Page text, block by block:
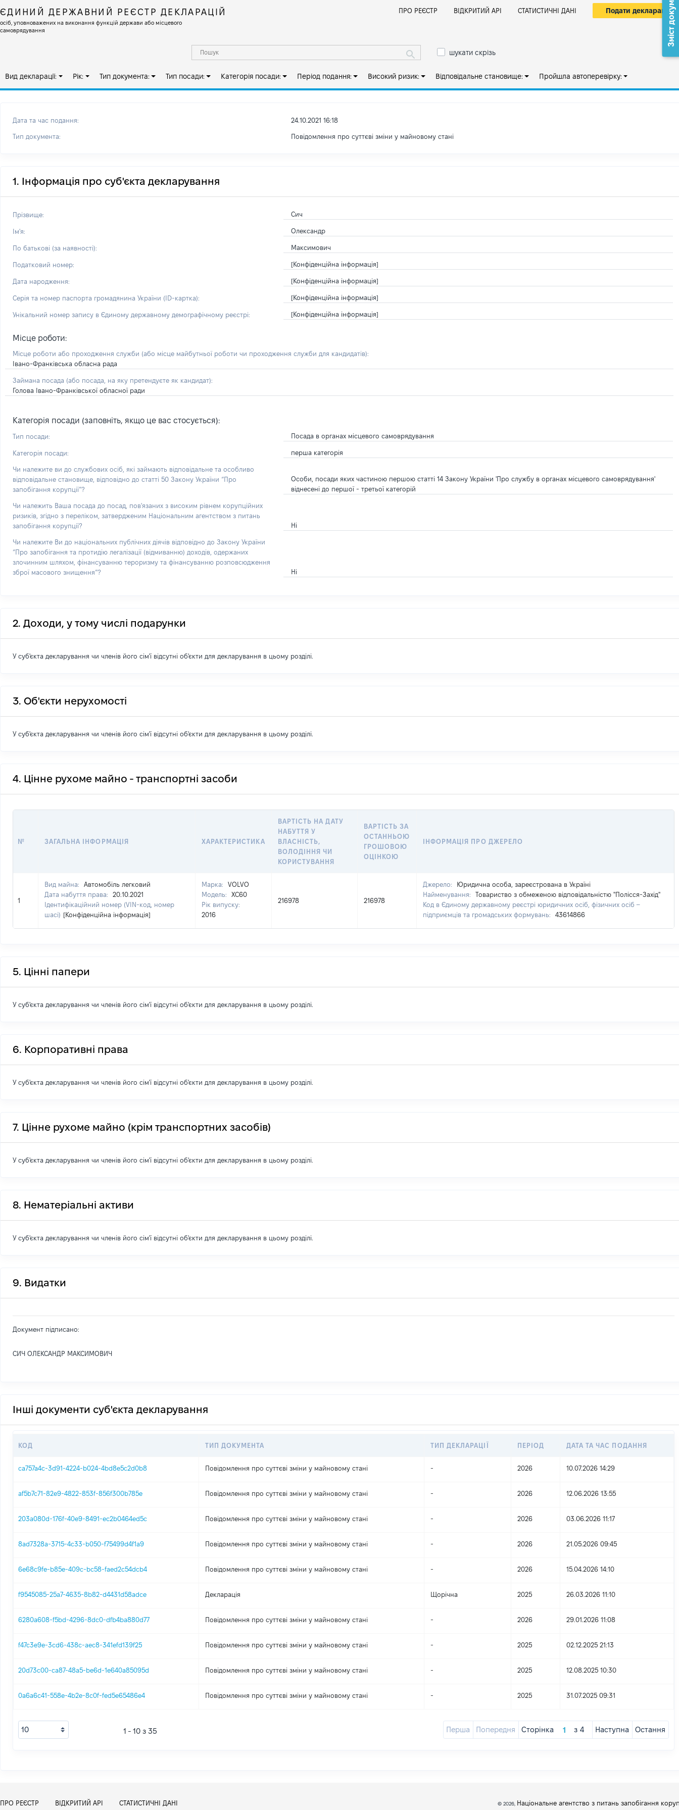
ЄДИНИЙ ДЕРЖАВНИЙ РЕЄСТР ДЕКЛАРАЦІЙ
осіб, уповноважених на виконання функцій держави або місцевого
самоврядування
ПРО РЕЄСТР ВІДКРИТИЙ АРІ СТАТИСТИЧНІ ДАНІ Подати декларацію
шукати скрізь
Вид декларації: Рік: Тип документа: Тип посади: Категорія посади: Період подання: Високий ризик: Відповідальне становище: Пройшла автоперевірку:
Дата та час подання: 24.10.2021 16:18
Тип документа: Повідомлення про суттєві зміни y майновому стані
1. Інформація про суб'єкта декларування
Прізвище: Сич
Ім'я: Олександр
По батькові (за наявності): Максимович
Податковий номер: [Конфіденційна інформація]
Дата народження: [Конфіденційна інформація]
Серія та номер паспорта громадянина України (ID-картка): [Конфіденційна інформація]
Унікальний номер запису в Єдиному державному демографічному реєстрі: [Конфіденційна інформація]
Місце роботи:
Місце роботи або проходження служби (або місце майбутньої роботи чи проходження служби для кандидатів):
Івано-Франківська обласна рада
Займана посада (або посада, на яку претендуєте як кандидат):
Голова Івано-Франківської обласної ради
Категорія посади (заповніть, якщо це вас стосується):
Тип посади: Посада в органах місцевого самоврядування
Категорія посади: перша категорія
Чи належите ви до службових осіб, які займають відповідальне та особливо
відповідальне становище, відповідно до статті 50 Закону України “Про
запобігання корупції”?
Особи, посади яких частиною першою статті 14 Закону України 'Про службу в органах місцевого самоврядування'
віднесені до першої - третьої категорій
Чи належить Ваша посада до посад, пов'язаних з високим рівнем корупційних
ризиків, згідно з переліком, затвердженим Національним агентством з питань
запобігання корупції?
Ні
Чи належите Ви до національних публічних діячів відповідно до Закону України
“Про запобігання та протидію легалізації (відмиванню) доходів, одержаних
злочинним шляхом, фінансуванню тероризму та фінансуванню розповсюдження
зброї масового знищення”?
Ні
2. Доходи, у тому числі подарунки
У суб'єкта декларування чи членів його сім'ї відсутні об'єкти для декларування в цьому розділі.
3. Об'єкти нерухомості
У суб'єкта декларування чи членів його сім'ї відсутні об'єкти для декларування в цьому розділі.
4. Цінне рухоме майно - транспортні засоби
№ ЗАГАЛЬНА ІНФОРМАЦІЯ ХАРАКТЕРИСТИКА
ВАРТІСТЬ НА ДАТУ
НАБУТТЯ У
ВЛАСНІСТЬ,
ВОЛОДІННЯ ЧИ
КОРИСТУВАННЯ
ВАРТІСТЬ ЗА
ОСТАННЬОЮ
ГРОШОВОЮ
ОЦІНКОЮ
ІНФОРМАЦІЯ ПРО ДЖЕРЕЛО
1
Вид майна:
Автомобіль легковий
Дата набуття права:
20.10.2021
Ідентифікаційний номер (VIN-код, номер
шасі) [Конфіденційна інформація]
Марка:
VOLVO
Модель:
XC60
Рік випуску:
2016
216978 216978
Джерело:
Юридична особа, зареєстрована в Україні
Найменування:
Товариство з обмеженою відповідальністю "Полісся-Захід"
Код в Єдиному державному реєстрі юридичних осіб, фізичних осіб –
підприємців та громадських формувань:
43614866
5. Цінні папери
У суб'єкта декларування чи членів його сім'ї відсутні об'єкти для декларування в цьому розділі.
6. Корпоративні права
У суб'єкта декларування чи членів його сім'ї відсутні об'єкти для декларування в цьому розділі.
7. Цінне рухоме майно (крім транспортних засобів)
У суб'єкта декларування чи членів його сім'ї відсутні об'єкти для декларування в цьому розділі.
8. Нематеріальні активи
У суб'єкта декларування чи членів його сім'ї відсутні об'єкти для декларування в цьому розділі.
9. Видатки
Документ підписано:
СИЧ ОЛЕКСАНДР МАКСИМОВИЧ
Зміст документа
Інші документи суб'єкта декларування
КОД ТИП ДОКУМЕНТА ТИП ДЕКЛАРАЦІЇ ПЕРІОД ДАТА ТА ЧАС ПОДАННЯ
ca757a4c-3d91-4224-b024-4bd8e5c2d0b8 Повідомлення про суттєві зміни y майновому стані - 2026 10.07.2026 14:29
af5b7c71-82e9-4822-853f-856f300b785e Повідомлення про суттєві зміни y майновому стані - 2026 12.06.2026 13:55
203a080d-176f-40e9-8491-ec2b0464ed5c Повідомлення про суттєві зміни y майновому стані - 2026 03.06.2026 11:17
8ad7328a-3715-4c33-b050-f75499d4f1a9 Повідомлення про суттєві зміни y майновому стані - 2026 21.05.2026 09:45
6e68c9fe-b85e-409c-bc58-faed2c54dcb4 Повідомлення про суттєві зміни y майновому стані - 2026 15.04.2026 14:10
f9545085-25a7-4635-8b82-d4431d58adce Декларація Щорічна 2025 26.03.2026 11:10
6280a608-f5bd-4296-8dc0-dfb4ba880d77 Повідомлення про суттєві зміни y майновому стані - 2026 29.01.2026 11:08
f47c3e9e-3cd6-438c-aec8-341efd139f25 Повідомлення про суттєві зміни y майновому стані - 2025 02.12.2025 21:13
20d73c00-ca87-48a5-be6d-1e640a85095d Повідомлення про суттєві зміни y майновому стані - 2025 12.08.2025 10:30
0a6a6c41-558e-4b2e-8c0f-fed5e65486e4 Повідомлення про суттєві зміни y майновому стані - 2025 31.07.2025 09:31
1 - 10 з 35 Перша Попередня Сторінка з 4 Наступна Остання
ПРО РЕЄСТР ВІДКРИТИЙ АРІ СТАТИСТИЧНІ ДАНІ © 2026, Національне агентство з питань запобігання